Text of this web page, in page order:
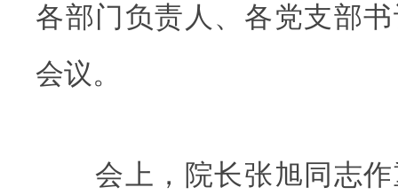
各部门负责人、各党支部
会议。
会上，院长张旭同志作